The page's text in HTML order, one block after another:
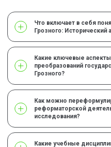
Что включает в себя
Грозного: Исторический
Какие ключевые
преобразований
Грозного?
Как можно
реформаторской
исследования?
Какие учебные